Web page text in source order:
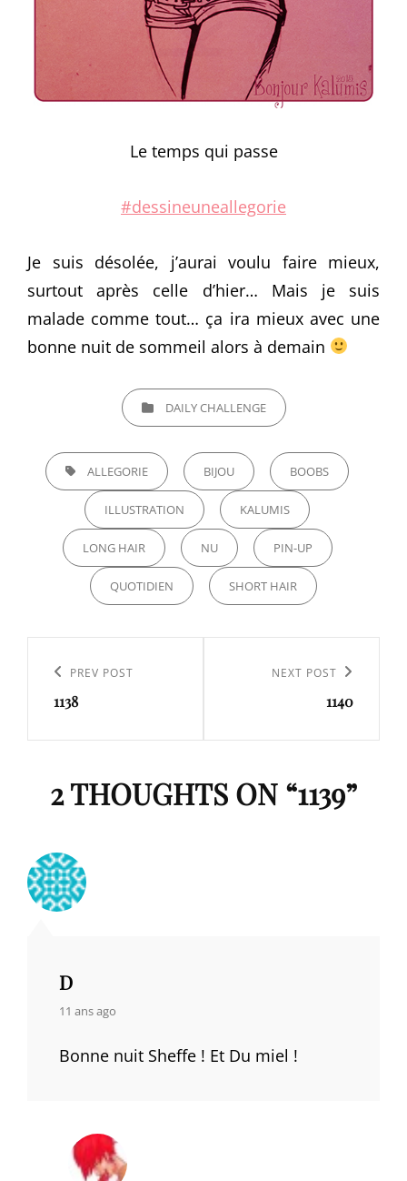
Le temps qui passe
#‎dessineuneallegorie‬
Je suis désolée, j’aurai voulu faire mieux,
surtout après celle d’hier… Mais je suis
malade comme tout… ça ira mieux avec une
bonne nuit de sommeil alors à demain
CATEGORIESDAILY CHALLENGE
TAGS, ALLEGORIE BIJOU BOOBS
ILLUSTRATION KALUMIS
LONG HAIR NU PIN-UP
QUOTIDIEN SHORT HAIR
l’article
Previous
Post
PREV POST
1138
NEXT POST
1140
2 THOUGHTS ON “1139”
D
says:
11 ans ago
Bonne nuit Sheffe ! Et Du miel !